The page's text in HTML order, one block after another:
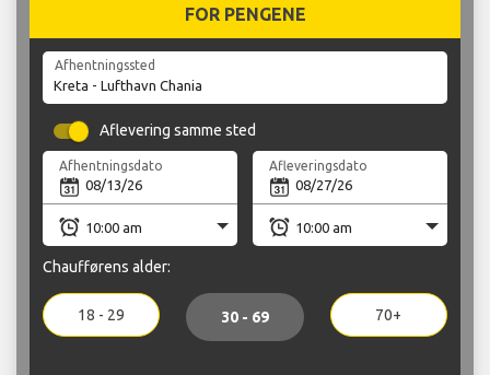
FOR PENGENE
Afhentningssted
Aflevering samme sted
Afhentningsdato Afleveringsdato
Chaufførens alder:
18 - 29 30 - 69 70+